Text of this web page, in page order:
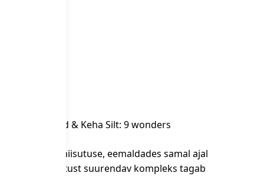
Juuksed & Keha Silt: 9 wonders
rikkaliku niisutuse, eemaldades samal ajal
Niisutust suurendav kompleks tagab